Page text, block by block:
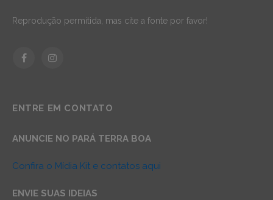
Reprodução permitida, mas cite a fonte por favor!
FacebookInstagram
ENTRE EM CONTATO
ANUNCIE NO PARÁ TERRA BOA
Confira o Mídia Kit e contatos aqui
ENVIE SUAS IDEIAS